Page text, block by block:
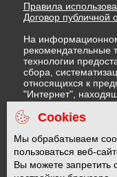
Правила
Договор публичной
На
рекомендательные
технологии
сбора,
относящихся к
"Интернет",
Федерации)
Правила
Политика в
Политика
Cookies
Мы обрабатываем
пользоваться веб-
Вы можете запретить